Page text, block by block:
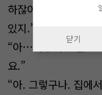
하잖아. 그게 있어야
있지.”
“아…가방에는 안 챙
요.”
“아. 그렇구나. 집에
닫기